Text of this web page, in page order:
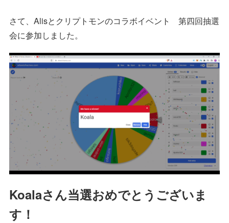
さて、Alisとクリプトモンのコラボイベント 第四回抽選
会に参加しました。
Koalaさん当選おめでとうございま
す！